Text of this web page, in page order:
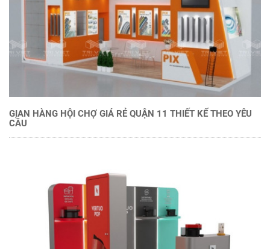
GIAN HÀNG HỘI CHỢ GIÁ RẺ QUẬN 11 THIẾT KẾ THEO YÊU
CẦU